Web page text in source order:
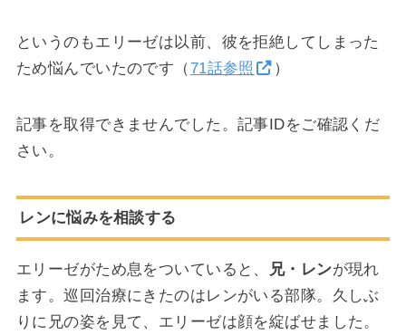
というのもエリーゼは以前、彼を拒絶してしまった
ため悩んでいたのです（71話参照 ）
記事を取得できませんでした。記事IDをご確認くだ
さい。
レンに悩みを相談する
エリーゼがため息をついていると、 兄・レンが現れ
ます。巡回治療にきたのはレンがいる部隊。久しぶ
りに兄の姿を見て、エリーゼは顔を綻ばせました。